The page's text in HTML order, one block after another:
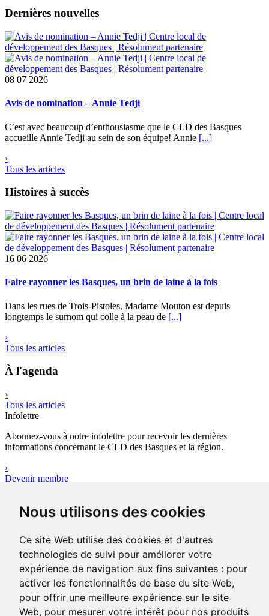
Nous utilisons des cookies
Ce site Web utilise des cookies et d'autres
technologies de suivi pour améliorer votre
expérience de navigation aux fins suivantes : pour
activer les fonctionnalités de base du site Web,
pour offrir une meilleure expérience sur le site
Web, pour mesurer votre intérêt pour nos produits
Dernières nouvelles
08 07 2026
Avis de nomination – Annie Tedji
C’est avec beaucoup d’enthousiasme que le CLD des Basques
accueille Annie Tedji au sein de son équipe! Annie [...]
›
Tous les articles
Histoires à succès
16 06 2026
Faire rayonner les Basques, un brin de laine à la fois
Dans les rues de Trois-Pistoles, Madame Mouton est depuis
longtemps le surnom qui colle à la peau de [...]
›
Tous les articles
À l'agenda
›
Tous les articles
Infolettre
Abonnez-vous à notre infolettre pour recevoir les dernières
informations concernant le CLD des Basques et la région.
›
Devenir membre
Avez-vous votre plan d’affaires ?
Le plan d’affaires réunit l’ensemble des données quantitatives,
portez.
Consulter les outils
400-1, rue Jean-Rioux